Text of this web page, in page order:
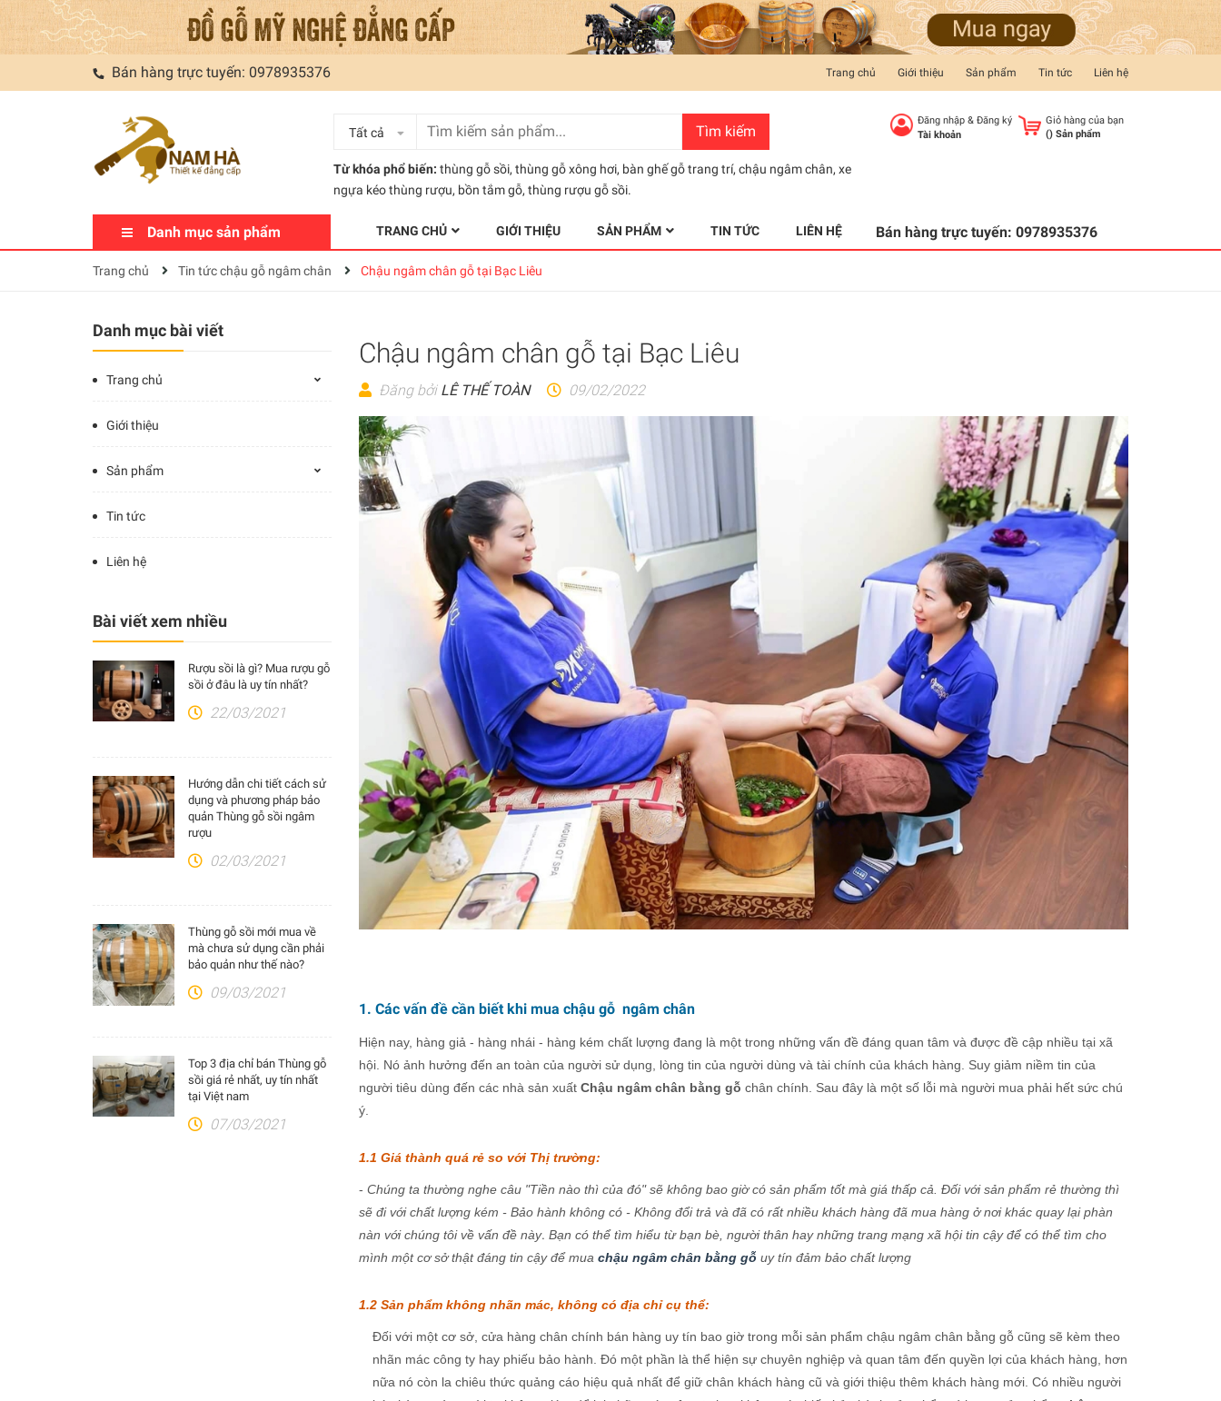
Bán hàng trực tuyến: 0978935376 Trang chủ Giới thiệu Sản phẩm Tin tức Liên hệ
Tất cả Tìm kiếm
Từ khóa phổ biến: thùng gỗ sồi, thùng gỗ xông hơi, bàn ghế gỗ trang trí, chậu ngâm chân, xe
ngựa kéo thùng rượu, bồn tắm gỗ, thùng rượu gỗ sồi.
Đăng nhập& Đăng ký
Tài khoản
Giỏ hàng của bạn
() Sản phẩm
Danh mục sản phẩm TRANG CHỦ GIỚI THIỆU SẢN PHẨM TIN TỨC LIÊN HỆ Bán hàng trực tuyến: 0978935376
Trang chủ Tin tức chậu gỗ ngâm chân Chậu ngâm chân gỗ tại Bạc Liêu
Danh mục bài viết
Trang chủ
Giới thiệu
Sản phẩm
Tin tức
Liên hệ
Bài viết xem nhiều
Rượu sồi là gì? Mua rượu gỗ
sồi ở đâu là uy tín nhất?
22/03/2021
Hướng dẫn chi tiết cách sử
dụng và phương pháp bảo
quản Thùng gỗ sồi ngâm
rượu
02/03/2021
Thùng gỗ sồi mới mua về
mà chưa sử dụng cần phải
bảo quản như thế nào?
09/03/2021
Top 3 địa chỉ bán Thùng gỗ
sồi giá rẻ nhất, uy tín nhất
tại Việt nam
07/03/2021
Chậu ngâm chân gỗ tại Bạc Liêu
Đăng bởi LÊ THẾ TOÀN 09/02/2022
1. Các vấn đề cần biết khi mua chậu gỗ ngâm chân
Hiện nay, hàng giả - hàng nhái - hàng kém chất lượng đang là một trong những vấn đề đáng quan tâm và được đề cập nhiều tại xã
hội. Nó ảnh hưởng đến an toàn của người sử dụng, lòng tin của người dùng và tài chính của khách hàng. Suy giảm niềm tin của
người tiêu dùng đến các nhà sản xuất Chậu ngâm chân bằng gỗ chân chính. Sau đây là một số lỗi mà người mua phải hết sức chú
ý.
1.1 Giá thành quá rẻ so với Thị trường:
- Chúng ta thường nghe câu "Tiền nào thì của đó" sẽ không bao giờ có sản phẩm tốt mà giá thấp cả. Đối với sản phẩm rẻ thường thì
sẽ đi với chất lượng kém - Bảo hành không có - Không đổi trả và đã có rất nhiều khách hàng đã mua hàng ở nơi khác quay lại phàn
nàn với chúng tôi về vấn đề này. Bạn có thể tìm hiểu từ bạn bè, người thân hay những trang mạng xã hội tin cậy để có thể tìm cho
mình một cơ sở thật đáng tin cậy để mua chậu ngâm chân bằng gỗ uy tín đảm bảo chất lượng
1.2 Sản phẩm không nhãn mác, không có địa chỉ cụ thể:
Đối với một cơ sở, cửa hàng chân chính bán hàng uy tín bao giờ trong mỗi sản phẩm chậu ngâm chân bằng gỗ cũng sẽ kèm theo
nhãn mác công ty hay phiếu bảo hành. Đó một phần là thể hiện sự chuyên nghiệp và quan tâm đến quyền lợi của khách hàng, hơn
nữa nó còn la chiêu thức quảng cáo hiệu quả nhất để giữ chân khách hàng cũ và giới thiệu thêm khách hàng mới. Có nhiều người